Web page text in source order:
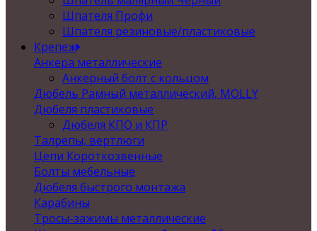
Шпателя Профи
Шпателя резиновые/пластиковые
Крепеж
Анкера металлические
Анкерный болт с кольцом
Дюбель Рамный металлический, MOLLY
Дюбеля пластиковые
Дюбеля КПО и КПР
Талрепы, вертлюги
Цепи Короткозвенные
Болты мебельные
Дюбеля быстрого монтажа
Карабины
Тросы-зажимы металлические